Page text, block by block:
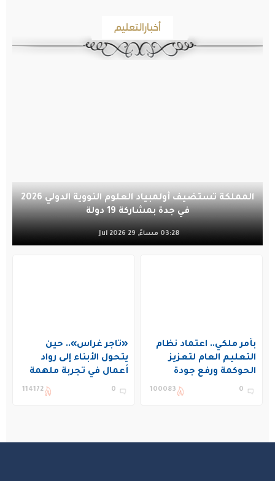
أخبارالتعليم
المملكة تستضيف أولمبياد العلوم النووية الدولي 2026
في جدة بمشاركة 19 دولة
03:28 مساءً, 29 Jul 2026
بأمر ملكي.. اعتماد نظام
التعليم العام لتعزيز
الحوكمة ورفع جودة
التعليم في المملكة
0
100083
«تاجر غراس».. حين
يتحول الأبناء إلى رواد
أعمال في تجربة ملهمة
بنادي غراس الصيفي
0
114172